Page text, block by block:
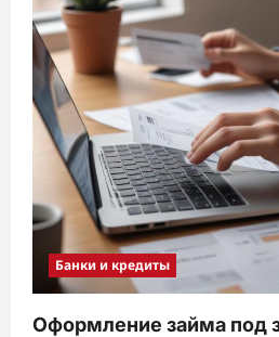
Банки и кредиты
Оформление займа под